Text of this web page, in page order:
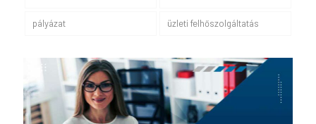
pályázat üzleti felhőszolgáltatás